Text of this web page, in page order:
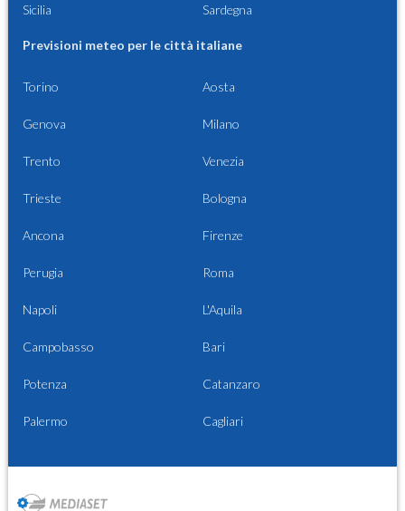
Sicilia Sardegna
Previsioni meteo per le città italiane
Torino Aosta
Genova Milano
Trento Venezia
Trieste Bologna
Ancona Firenze
Perugia Roma
Napoli L'Aquila
Campobasso Bari
Potenza Catanzaro
Palermo Cagliari